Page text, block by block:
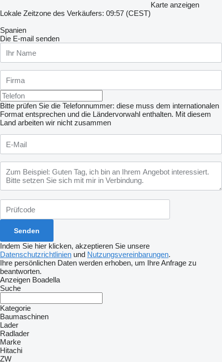
Karte anzeigen
Lokale Zeitzone des Verkäufers: 09:57 (CEST)
Spanien
Die E-mail senden
Bitte prüfen Sie die Telefonnummer: diese muss dem internationalen
Format entsprechen und die Ländervorwahl enthalten. Mit diesem
Land arbeiten wir nicht zusammen
Indem Sie hier klicken, akzeptieren Sie unsere
Datenschutzrichtlinien und Nutzungsvereinbarungen.
Ihre persönlichen Daten werden erhoben, um Ihre Anfrage zu
beantworten.
Anzeigen Boadella
Suche
Kategorie
Baumaschinen
Lader
Radlader
Marke
Hitachi
ZW